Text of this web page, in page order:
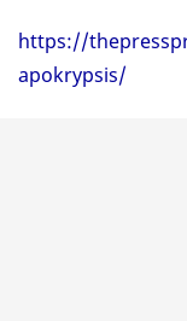
https://
apokrypsis/